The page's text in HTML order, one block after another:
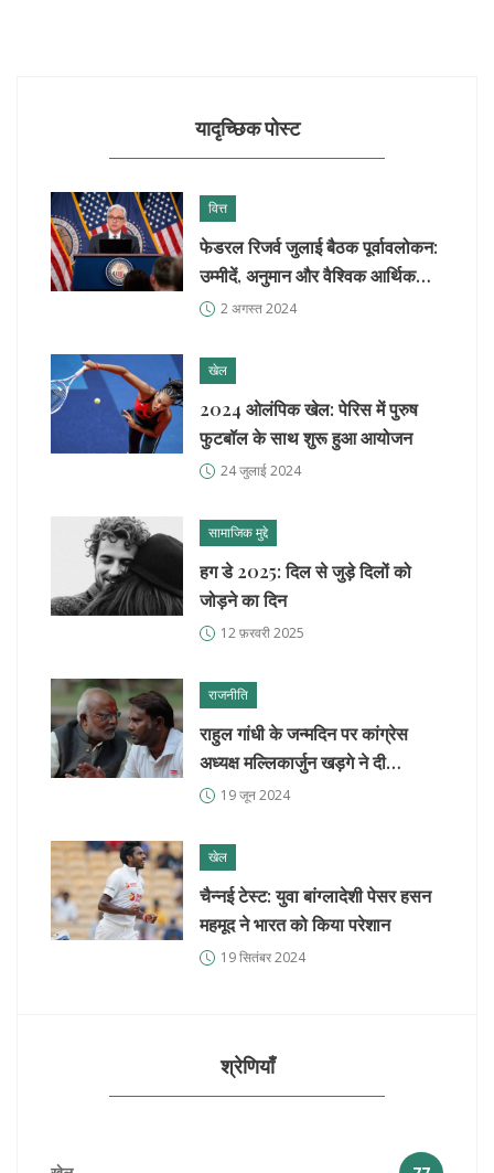
यादृच्छिक पोस्ट
वित्त
फेडरल रिजर्व जुलाई बैठक पूर्वावलोकन:
उम्मीदें, अनुमान और वैश्विक आर्थिक
चिंताएं2 अगस्त 2024
खेल
2024 ओलंपिक खेल: पेरिस में पुरुष
फुटबॉल के साथ शुरू हुआ आयोजन
24 जुलाई 2024
सामाजिक मुद्दे
हग डे 2025: दिल से जुड़े दिलों को
जोड़ने का दिन
12 फ़रवरी 2025
राजनीति
राहुल गांधी के जन्मदिन पर कांग्रेस
अध्यक्ष मल्लिकार्जुन खड़गे ने दी
शुभकामनाएं
19 जून 2024
खेल
चैन्नई टेस्ट: युवा बांग्लादेशी पेसर हसन
महमूद ने भारत को किया परेशान
19 सितंबर 2024
श्रेणियाँ